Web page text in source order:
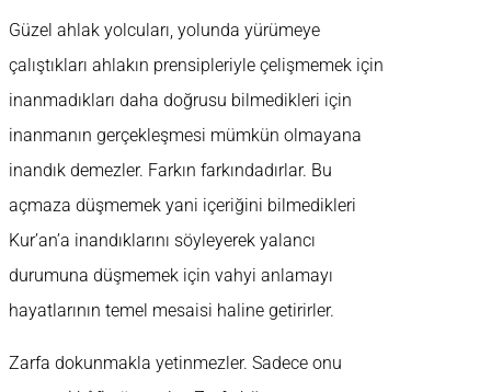
Güzel ahlak yolcuları, yolunda yürümeye
çalıştıkları ahlakın prensipleriyle çelişmemek için
inanmadıkları daha doğrusu bilmedikleri için
inanmanın gerçekleşmesi mümkün olmayana
inandık demezler. Farkın farkındadırlar. Bu
açmaza düşmemek yani içeriğini bilmedikleri
Kur’an’a inandıklarını söyleyerek yalancı
durumuna düşmemek için vahyi anlamayı
hayatlarının temel mesaisi haline getirirler.
Zarfa dokunmakla yetinmezler. Sadece onu